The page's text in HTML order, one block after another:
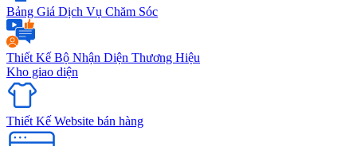
Bảng Giá Dịch Vụ Chăm Sóc
Thiết Kế Bộ Nhận Diện Thương Hiệu
Kho giao diện
Thiết Kế Website bán hàng